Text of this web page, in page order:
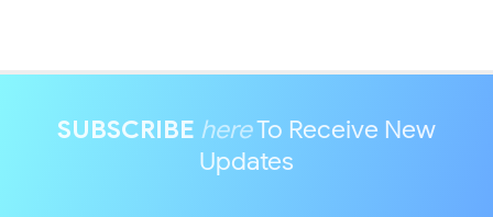
SUBSCRIBE hereTo Receive New
Updates